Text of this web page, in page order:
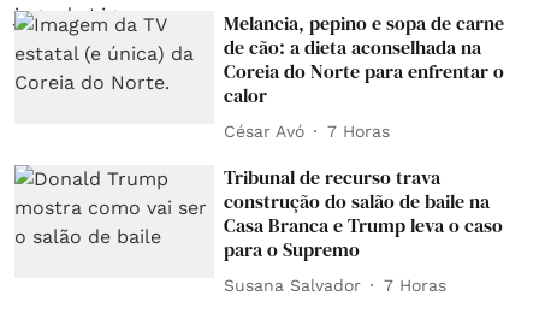
Melancia, pepino e sopa de carne
de cão: a dieta aconselhada na
Coreia do Norte para enfrentar o
calor
César Avó 7 Horas
Tribunal de recurso trava
construção do salão de baile na
Casa Branca e Trump leva o caso
para o Supremo
Susana Salvador 7 Horas